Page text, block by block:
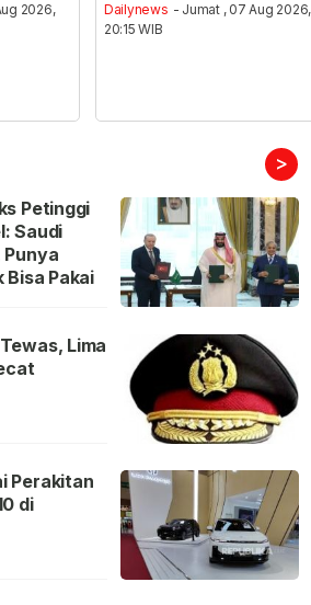
2026,
Dailynews - Jumat , 07 Aug 2026,
20:15 WIB
>
Petinggi
Saudi
Pakai
Lima
Perakitan
di